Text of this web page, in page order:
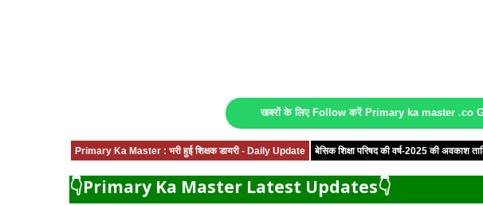
खबरों के लिए Follow करें Primary ka master .co
Primary Ka Master : भरी हुई शिक्षक डायरी - Daily Update बेसिक शिक्षा परिषद की वर्ष-2025 की अवकाश
👇Primary Ka Master Latest Updates👇